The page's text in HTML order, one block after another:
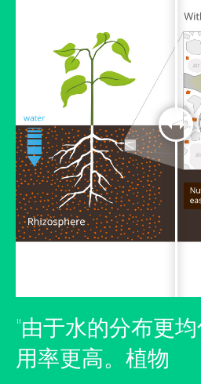
"由于水的分布更
用率更高。植物